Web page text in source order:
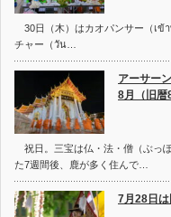
30日（木）はカオパンサー（เข้
チャー（วัน…
アーサー
8月（旧暦
祝日。三宝は仏・法・僧（ぶっ
た7週間後、鹿が多く住んで…
7月28日